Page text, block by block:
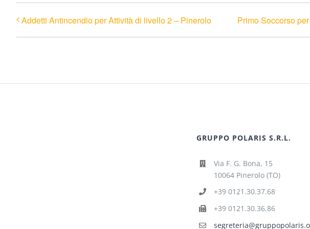
Addetti Antincendio per Attività di livello 2 – Pinerolo Primo Soccorso
GRUPPO POLARIS S.R.L.
Via F. G. Bona, 15
10064 Pinerolo (TO)
+39 0121.30.37.68
+39 0121.30.36.86